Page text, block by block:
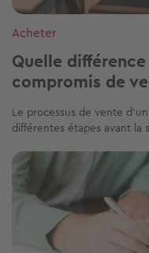
Acheter
Quelle
compromis de
Le processus de vente
différentes étapes avant la
Image